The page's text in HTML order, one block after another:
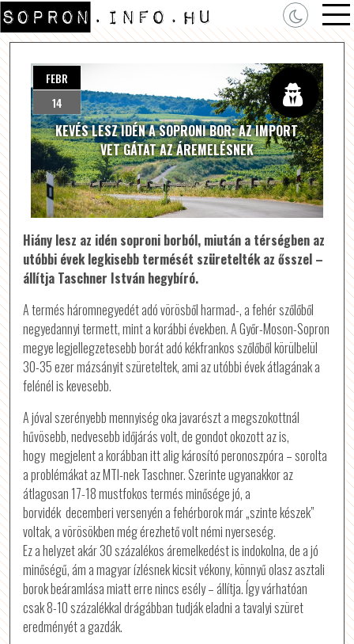
KEVÉS LESZ IDÉN A SOPRONI BOR: AZ IMPORT
VET GÁTAT AZ ÁREMELÉSNEK
FEBR
14
Hiány lesz az idén soproni borból, miután a térségben az
utóbbi évek legkisebb termését szüretelték az ősszel –
állítja Taschner István hegybíró.
A termés háromnegyedét adó vörösből harmad-, a fehér szőlőből
negyedannyi termett, mint a korábbi években. A Győr-Moson-Sopron
megye legjellegzetesebb borát adó kékfrankos szőlőből körülbelül
30-35 ezer mázsányit szüreteltek, ami az utóbbi évek átlagának a
felénél is kevesebb.
A jóval szerényebb mennyiség oka javarészt a megszokottnál
hűvösebb, nedvesebb időjárás volt, de gondot okozott az is,
hogy megjelent a korábban itt alig károsító peronoszpóra – sorolta
a problémákat az MTI-nek Taschner. Szerinte ugyanakkor az
átlagosan 17-18 mustfokos termés minősége jó, a
borvidék decemberi versenyén a fehérborok már „szinte készek”
voltak, a vörösökben még érezhető volt némi nyerseség.
Ez a helyzet akár 30 százalékos áremelkedést is indokolna, de a jó
minőségű, ám a magyar ízlésnek kicsit vékony, könnyű olasz asztali
borok beáramlása miatt erre nincs esély – állítja. Így várhatóan
csak 8-10 százalékkal drágábban tudják eladni a tavalyi szüret
eredményét a gazdák.